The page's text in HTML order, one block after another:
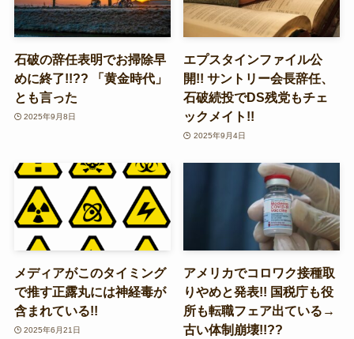
石破の辞任表明でお掃除早
めに終了!!?? 「黄金時代」
とも言った
2025年9月8日
エプスタインファイル公
開!! サントリー会長辞任、
石破続投でDS残党もチェ
ックメイト!!
2025年9月4日
メディアがこのタイミング
で推す正露丸には神経毒が
含まれている!!
2025年6月21日
アメリカでコロワク接種取
りやめと発表!! 国税庁も役
所も転職フェア出ている→
古い体制崩壊!!??